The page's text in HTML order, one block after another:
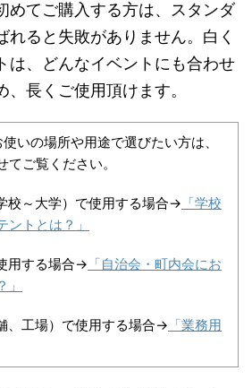
めてご購入する方は、スタンダ
れると失敗がありません。白く
は、どんなイベントにも合わせ
長くご使用頂けます。
いの場所や用途で選びたい方は、
ご覧ください。
校～大学）で使用する場合→ 「学校
トとは？」
用する場合→ 「自治会・町内会にお
、工場）で使用する場合→ 「業務用